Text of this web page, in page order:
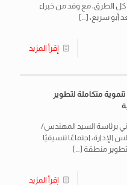
الطرق، مع وفد من خبراء
أبو سريع، […]
إقرأ المزيد
متكاملة لتطوير
برئاسة السيد المهندس/
الإدارة، اجتماعًا تنسيقيًا
منطقة […]
إقرأ المزيد